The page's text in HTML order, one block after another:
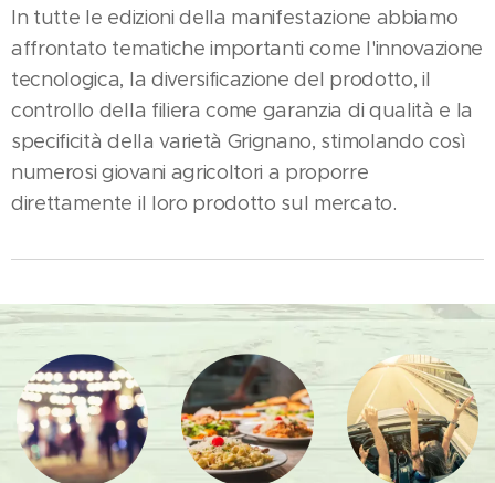
In tutte le edizioni della manifestazione abbiamo
affrontato tematiche importanti come l'innovazione
tecnologica, la diversificazione del prodotto, il
controllo della filiera come garanzia di qualità e la
specificità della varietà Grignano, stimolando così
numerosi giovani agricoltori a proporre
direttamente il loro prodotto sul mercato.